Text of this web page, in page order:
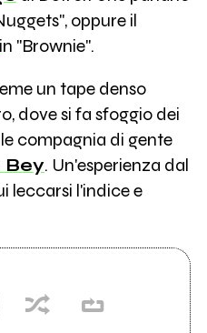
oppure il
in "Brownie".
un tape denso
dove si fa sfoggio dei
compagnia di gente
Bey. Un'esperienza dal
leccarsi l'indice e